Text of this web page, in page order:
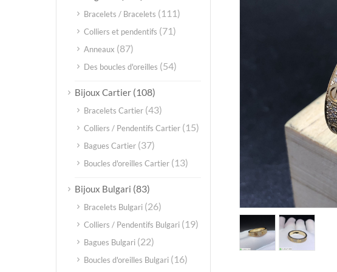
Bracelets / Bracelets (111)
Colliers et pendentifs (71)
Anneaux (87)
Des boucles d'oreilles (54)
Bijoux Cartier (108)
Bracelets Cartier (43)
Colliers / Pendentifs Cartier (15)
Bagues Cartier (37)
Boucles d'oreilles Cartier (13)
Bijoux Bulgari (83)
Bracelets Bulgari (26)
Colliers / Pendentifs Bulgari (19)
Bagues Bulgari (22)
Boucles d'oreilles Bulgari (16)